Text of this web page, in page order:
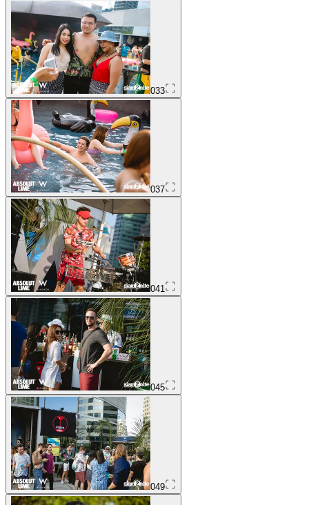
033
037
041
045
049